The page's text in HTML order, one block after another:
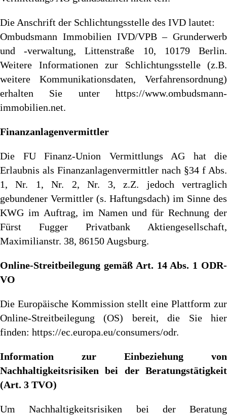
Die Anschrift der Schlichtungsstelle des IVD lautet:
Ombudsmann Immobilien IVD/VPB – Grunderwerb
und -verwaltung, Littenstraße 10, 10179 Berlin.
Weitere Informationen zur Schlichtungsstelle (z.B.
weitere Kommunikationsdaten, Verfahrensordnung)
erhalten Sie unter https://www.ombudsmann-
immobilien.net.
Finanzanlagenvermittler
Die FU Finanz-Union Vermittlungs AG hat die
Erlaubnis als Finanzanlagenvermittler nach §34 f Abs.
1, Nr. 1, Nr. 2, Nr. 3, z.Z. jedoch vertraglich
gebundener Vermittler (s. Haftungsdach) im Sinne des
KWG im Auftrag, im Namen und für Rechnung der
Fürst Fugger Privatbank Aktiengesellschaft,
Maximilianstr. 38, 86150 Augsburg.
Online-Streitbeilegung gemäß Art. 14 Abs. 1 ODR-
VO
Die Europäische Kommission stellt eine Plattform zur
Online-Streitbeilegung (OS) bereit, die Sie hier
finden: https://ec.europa.eu/consumers/odr.
Information zur Einbeziehung von
Nachhaltigkeitsrisiken bei der Beratungstätigkeit
(Art. 3 TVO)
Um Nachhaltigkeitsrisiken bei der Beratung